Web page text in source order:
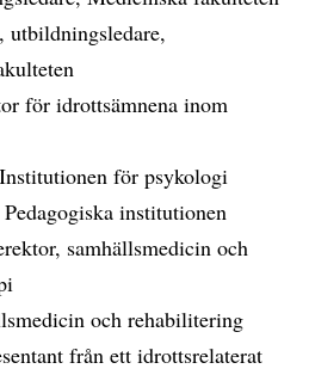
, utbildningsledare,
för idrottsämnena inom
för psykologi
institutionen
samhällsmedicin och
och rehabilitering
från ett idrottsrelaterat